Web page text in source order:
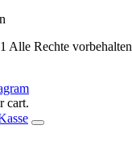
Alle Rechte vorbehalten
cart.